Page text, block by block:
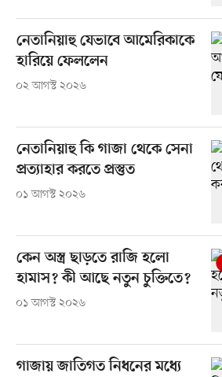
নেতানিয়াহু যেভাবে আমেরিকাকে
হারিয়ে ফেললেন
০২ আগস্ট ২০২৬
নেতানিয়াহু কি গাজা থেকে সেনা
প্রত্যাহার করতে প্রস্তুত
০১ আগস্ট ২০২৬
কেন অস্ত্র ছাড়তে রাজি হলো
হামাস? কী আছে নতুন চুক্তিতে?
০১ আগস্ট ২০২৬
গাজায় জাতিগত নিধনের মধ্যে